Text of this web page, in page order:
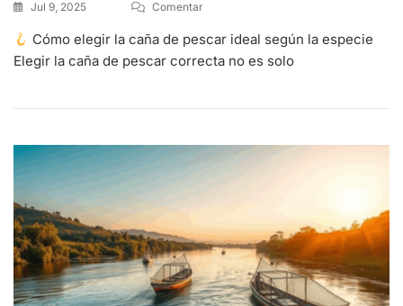
Jul 9, 2025 Comentar
Cómo elegir la caña de pescar ideal según la especie
Elegir la caña de pescar correcta no es solo